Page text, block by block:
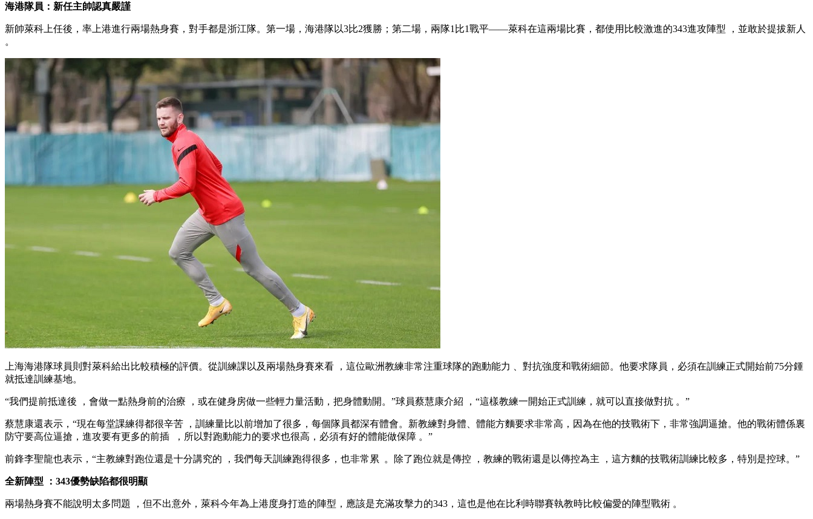
海港隊員 ：新任主帥認真嚴謹
新帥萊科上任後 ，率上港進行兩場熱身賽，對手都是浙江隊 。第一場，海港隊以3比2獲勝；第二場，兩隊1比1戰平——萊科在這兩場比賽，都使用比較激進的343進攻陣型 ，並敢於提拔新人
。
上海海港隊球員則對萊科給出比較積極的評價 。從訓練課以及兩場熱身賽來看 ，這位歐洲教練非常注重球隊的跑動能力 、對抗強度和戰術細節。他要求隊員，必須在訓練正式開始前75分鍾
就抵達訓練基地。
“我們提前抵達後 ，會做一點熱身前的治療 ，或在健身房做一些輕力量活動 ，把身體動開。”球員蔡慧康介紹 ，“這樣教練一開始正式訓練 ，就可以直接做對抗 。”
蔡慧康還表示，“現在每堂課練得都很辛苦 ，訓練量比以前增加了很多 ，每個隊員都深有體會。新教練對身體、體能方麵要求非常高 ，因為在他的技戰術下 ，非常強調逼搶。他的戰術體係裏
防守要高位逼搶，進攻要有更多的前插  ，所以對跑動能力的要求也很高 ，必須有好的體能做保障  。”
前鋒李聖龍也表示，“主教練對跑位還是十分講究的  ，我們每天訓練跑得很多 ，也非常累  。除了跑位就是傳控  ，教練的戰術還是以傳控為主 ，這方麵的技戰術訓練比較多 ，特別是控球。”
全新陣型 ：343優勢缺陷都很明顯
兩場熱身賽不能說明太多問題 ，但不出意外，萊科今年為上港度身打造的陣型，應該是充滿攻擊力的343，這也是他在比利時聯賽執教時比較偏愛的陣型戰術  。